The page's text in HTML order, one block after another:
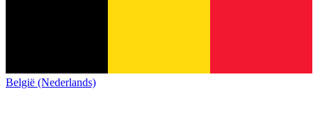
België (Nederlands)